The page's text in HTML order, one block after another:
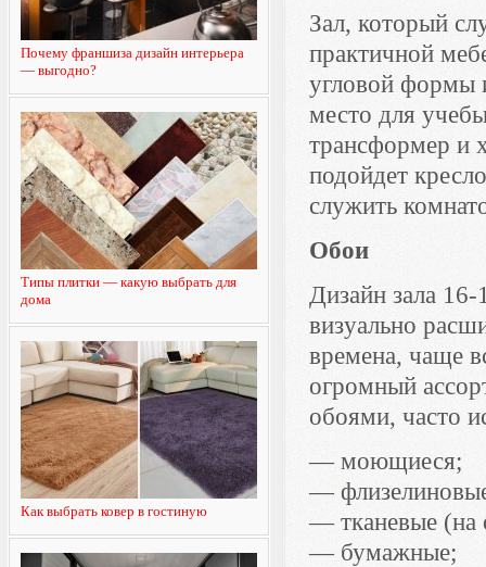
Почему франшиза дизайн интерьера
— выгодно?
Типы плитки — какую выбрать для
дома
Как выбрать ковер в гостиную
Зал, который
практичной
угловой формы
место для
трансформер и
подойдет
служить
Обои
Дизайн зала
визуально
времена, чаще
огромный
обоями, часто
— моющиеся;
—
— тканевые (на
— бумажные;